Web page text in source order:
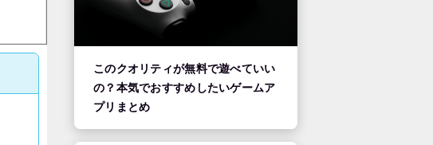
このクオリティが無料で遊べていい
の？本気でおすすめしたいゲームア
プリまとめ